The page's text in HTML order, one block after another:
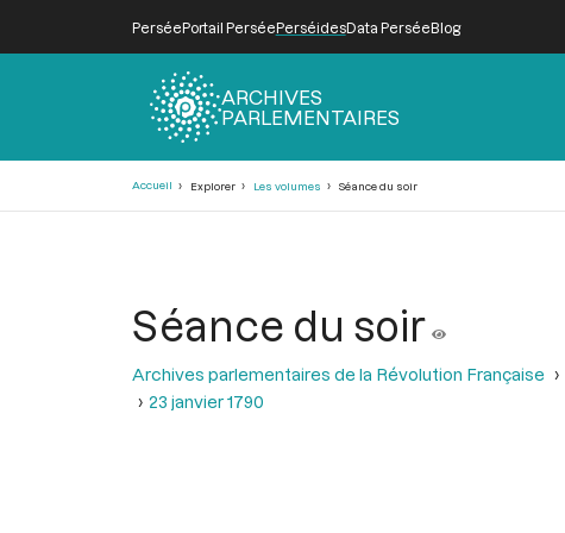
PerséePortail PerséePerséidesData PerséeBlog
ARCHIVES
PARLEMENTAIRES
Accueil Explorer Les volumes Séance du soir
Séance du soir
Archives parlementaires de la Révolution Française
23 janvier 1790